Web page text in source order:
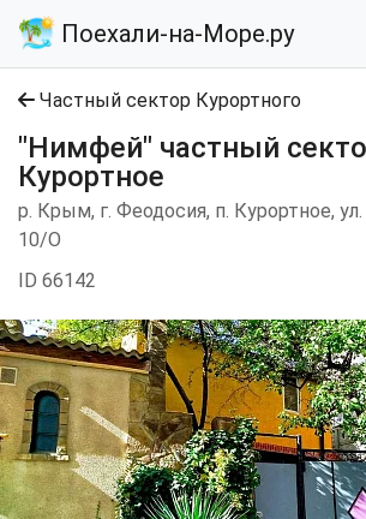
Поехали-на-Море.ру
Частный сектор Курортного
"Нимфей" частный
Курортное
р. Крым, г. Феодосия, п. Курортное,
10/О
ID 66142